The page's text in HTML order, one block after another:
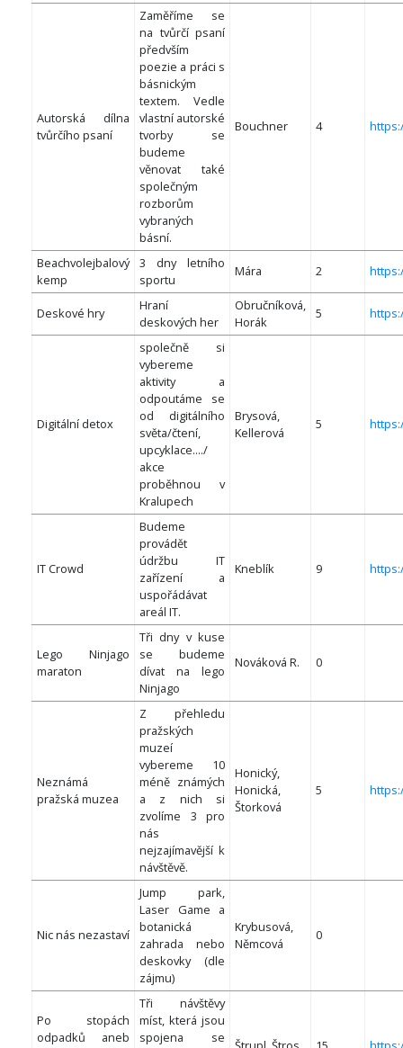
Autorská dílna
tvůrčího psaní
Zaměříme se
na tvůrčí psaní
předvším
poezie a práci s
básnickým
textem. Vedle
vlastní autorské
tvorby se
budeme
věnovat také
společným
rozborům
vybraných
básní.
Bouchner 4
Beachvolejbalový
kemp
3 dny letního
sportu
Mára 2
Deskové hry
Hraní
deskových her
Obručníková,
Horák
5
Digitální detox
společně si
vybereme
aktivity a
odpoutáme se
od digitálního
světa/čtení,
upcyklace..../
akce
proběhnou v
Kralupech
Brysová,
Kellerová
5
IT Crowd
Budeme
provádět
údržbu IT
zařízení a
uspořádávat
areál IT.
Kneblík 9
Lego Ninjago
maraton
Tři dny v kuse
se budeme
dívat na lego
Ninjago
Nováková R. 0
Neznámá
pražská muzea
Z přehledu
pražských
muzeí
vybereme 10
méně známých
a z nich si
zvolíme 3 pro
nás
nejzajímavější k
návštěvě.
Honický,
Honická,
Štorková
5
Nic nás nezastaví
Jump park,
Laser Game a
botanická
zahrada nebo
deskovky (dle
zájmu)
Krybusová,
Němcová
0
Po stopách
odpadků aneb
Tři návštěvy
míst, která jsou
spojena se